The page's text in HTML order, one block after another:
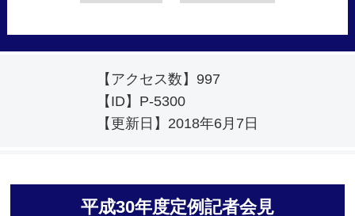
【アクセス数】 997
【ID】 P-5300
【更新日】 2018年6月7日
平成30年度定例記者会見